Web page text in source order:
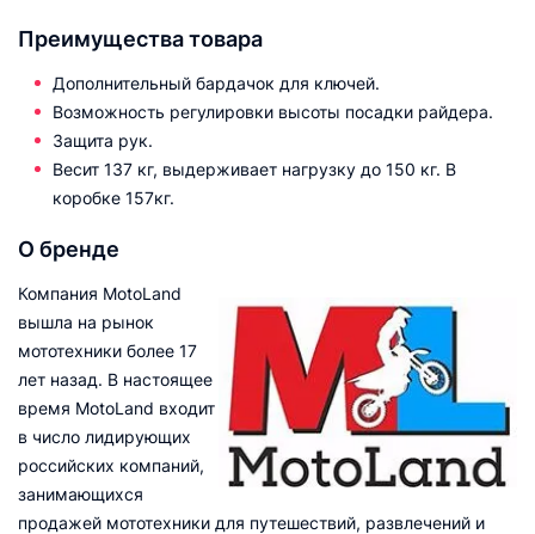
Преимущества товара
Дополнительный бардачок для ключей.
Возможность регулировки высоты посадки райдера.
Защита рук.
Весит 137 кг, выдерживает нагрузку до 150 кг. В
коробке 157кг.
О бренде
Компания MotoLand
вышла на рынок
мототехники более 17
лет назад. В настоящее
время MotoLand входит
в число лидирующих
российских компаний,
занимающихся
продажей мототехники для путешествий, развлечений и